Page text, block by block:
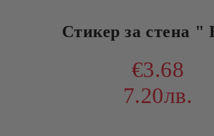
Стикер за стена "
€3.68
7.20лв.